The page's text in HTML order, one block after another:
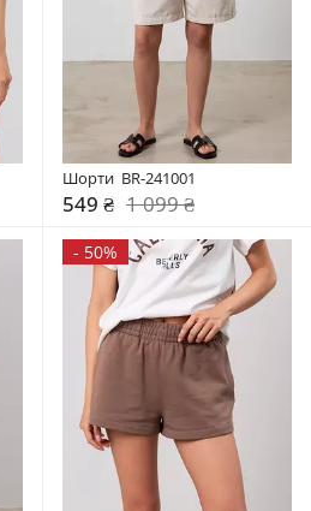
Шорти  BR-241001
549 ₴ 1 099 ₴
- 50%